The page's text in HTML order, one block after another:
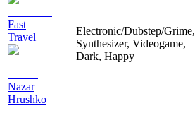
Fast
Travel
Nazar
Hrushko
Electronic/Dubstep/Grime,
Synthesizer, Videogame,
Dark, Happy